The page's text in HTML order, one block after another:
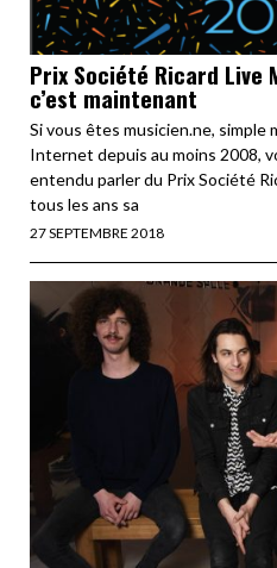
Prix Société Ricard
c’est maintenant
Si vous êtes musicien.ne, simple
Internet depuis au moins 2008,
entendu parler du Prix Société
tous les ans sa
27 SEPTEMBRE 2018